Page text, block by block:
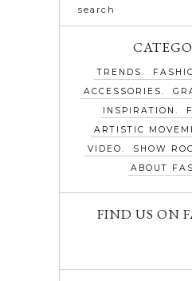
TRENDS
ACCESSORIES
INSPIRATION
ARTISTIC
VIDEO
SHOW
ABOUT
FIND US ON